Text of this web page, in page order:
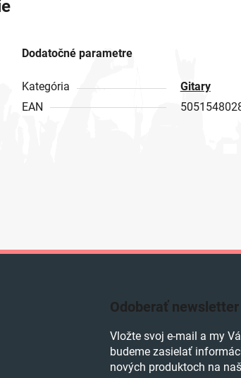
Dodatočné parametre
Kategória
Gitary
EAN
Odoberať newsletter
Vložte svoj e-mail a my
budeme zasielať
nových produktoch na